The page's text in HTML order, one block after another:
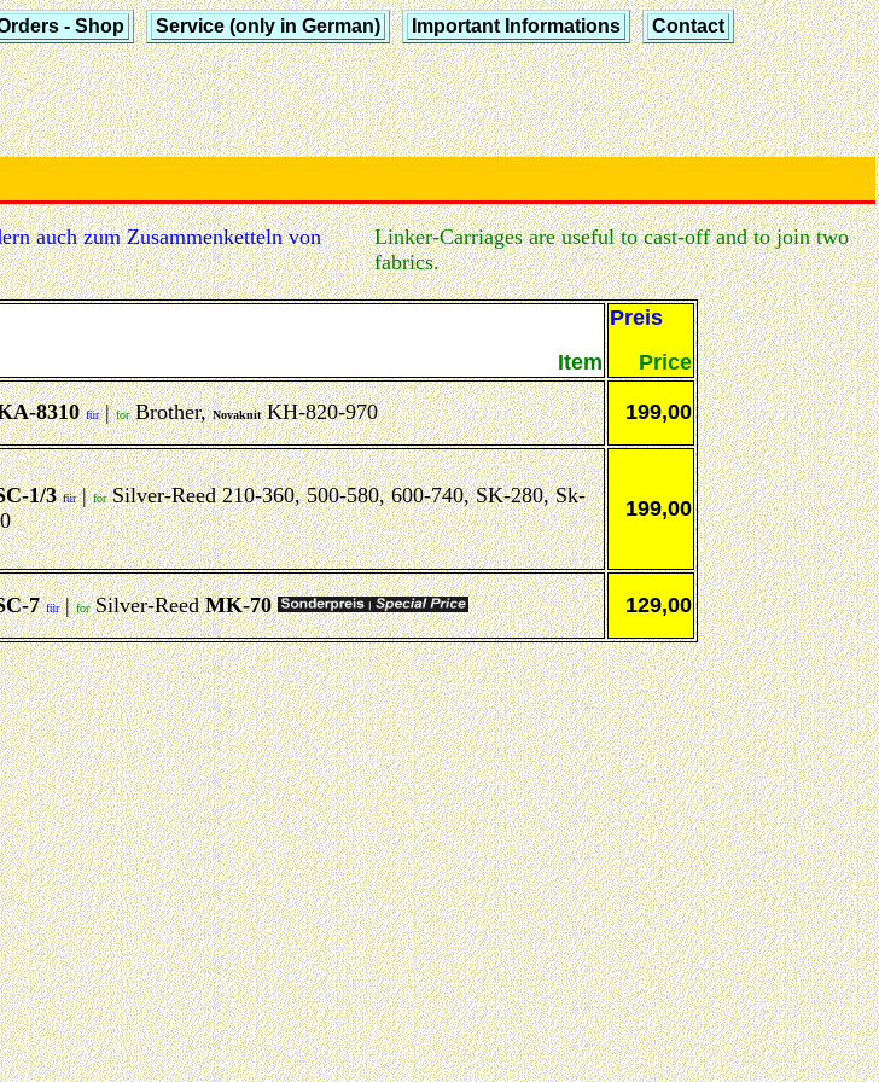
- Shop Service (only in German) Important Informations Contact
auch zum Zusammenketteln von
Linker-Carriages are useful to cast-off and to join two
fabrics.
Item
Preis
Price
8310für|forBrother,NovaknitKH-820-970 199,00
1/3für|forSilver-Reed 210-360, 500-580, 600-740, SK-280, Sk-
199,00
7für|forSilver-ReedMK-70 129,00